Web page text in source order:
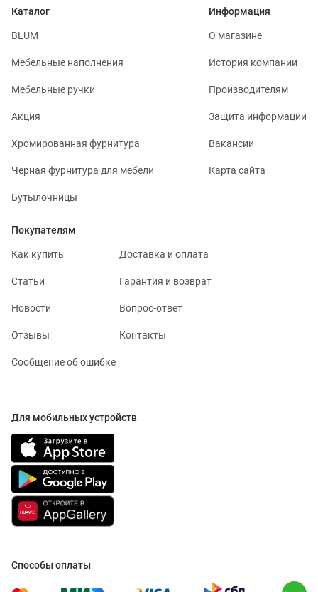
Каталог
BLUM
Мебельные наполнения
Мебельные ручки
Акция
Хромированная фурнитура
Черная фурнитура для мебели
Бутылочницы
Информация
О магазине
История компании
Производителям
Защита информации
Вакансии
Карта сайта
Покупателям
Как купить Доставка и оплата
Статьи Гарантия и возврат
Новости Вопрос-ответ
Отзывы Контакты
Сообщение об ошибке
Для мобильных устройств
Способы оплаты